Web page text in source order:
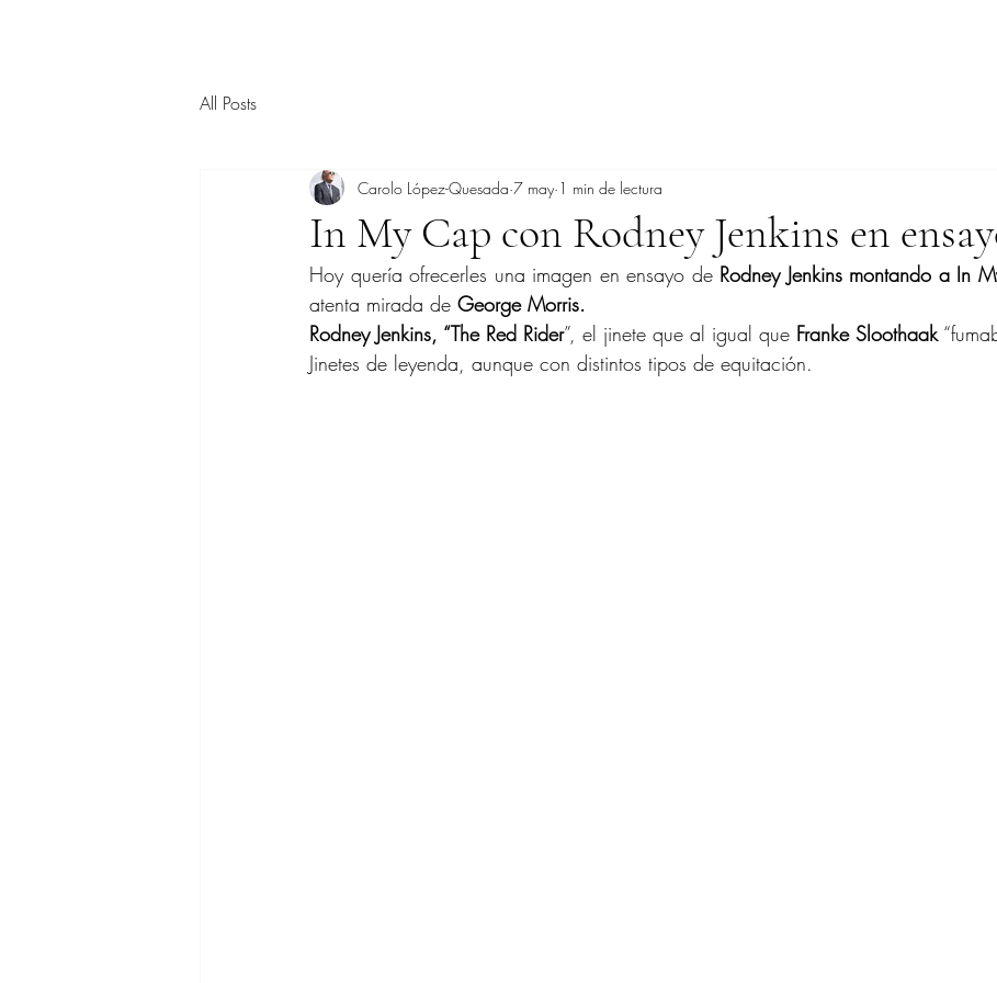
All Posts
In My Cap con Rodney Jenkins en
Carolo López-Quesada 7 may 1 min de lectura
Hoy quería ofrecerles una imagen en ensayo de Rodney Jenkins montando a In
atenta mirada de George Morris.
Rodney Jenkins, “The Red Rider”, el jinete que al igual que Franke Sloothaak
Jinetes de leyenda, aunque con distintos tipos de equitación.